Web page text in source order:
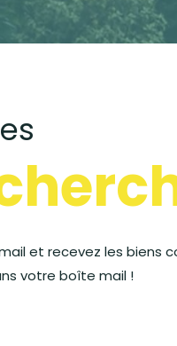
et recevez les biens
votre boîte mail !